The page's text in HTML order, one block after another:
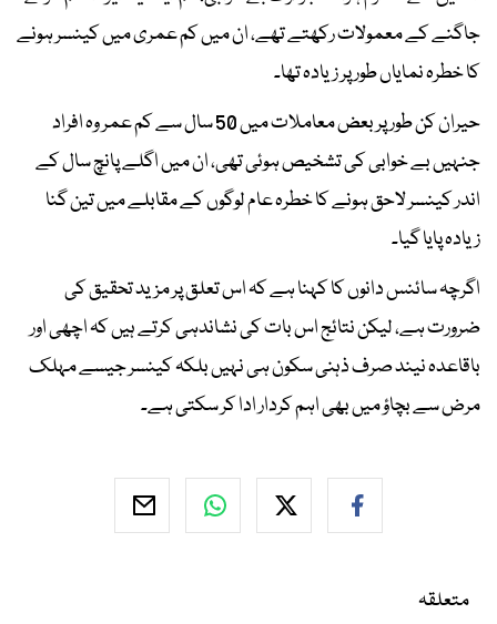
جاگنے کے معمولات رکھتے تھے، ان میں کم عمری میں کینسر ہونے
کا خطرہ نمایاں طور پر زیادہ تھا۔
حیران کن طور پر بعض معاملات میں 50 سال سے کم عمر وہ افراد
جنہیں بے خوابی کی تشخیص ہوئی تھی، ان میں اگلے پانچ سال کے
اندر کینسر لاحق ہونے کا خطرہ عام لوگوں کے مقابلے میں تین گنا
زیادہ پایا گیا۔
اگرچہ سائنس دانوں کا کہنا ہے کہ اس تعلق پر مزید تحقیق کی
ضرورت ہے، لیکن نتائج اس بات کی نشاندہی کرتے ہیں کہ اچھی اور
باقاعدہ نیند صرف ذہنی سکون ہی نہیں بلکہ کینسر جیسے مہلک
مرض سے بچاؤ میں بھی اہم کردار ادا کر سکتی ہے۔
متعلقہ